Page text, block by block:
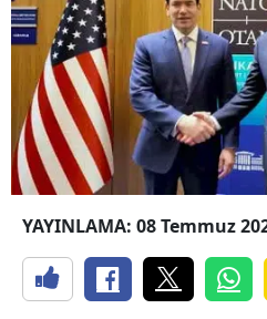
YAYINLAMA: 08 Temmuz